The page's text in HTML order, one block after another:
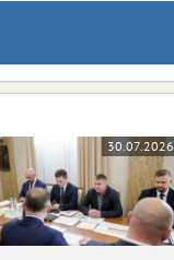
30.07.2026